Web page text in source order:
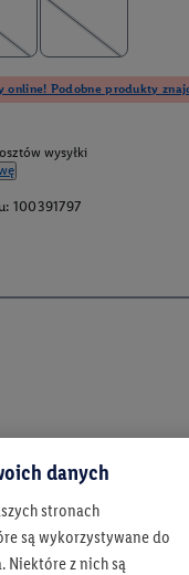
online! Podobne produkty
wysyłki
100391797
danych
stronach
są wykorzystywane do
z nich są